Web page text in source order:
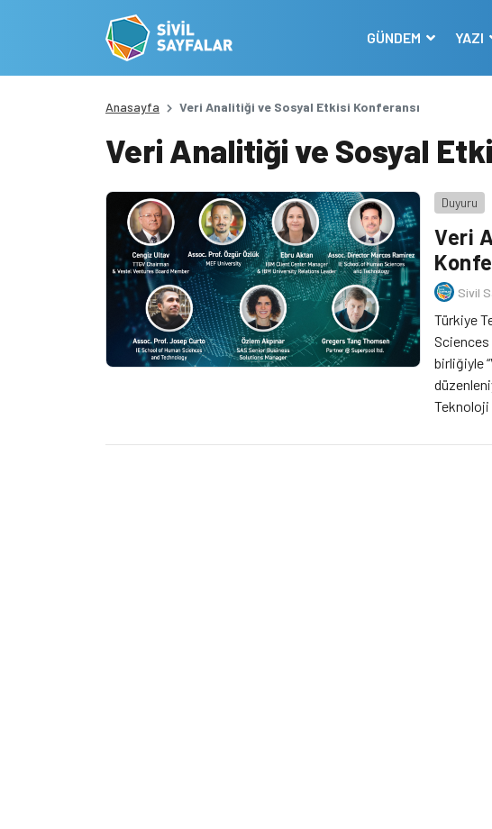
GÜNDEM YAZI
Anasayfa Veri Analitiği ve Sosyal Etkisi Konferansı
Veri Analitiği ve Sosyal
Duyuru
Veri
Sivil
Türkiye
birliğiyle
Teknoloji
birliğiyle